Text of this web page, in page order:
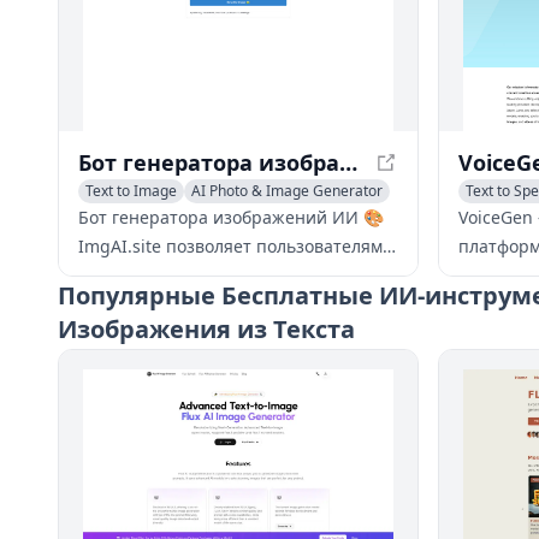
Бот генератора изображений ИИ 🎨 ImgAI.site - Создайте изображения из описаний ИИ
Text to Image AI Photo & Image Generator
Бот генератора изображений ИИ 🎨
ImgAI.site позволяет пользователям
генерировать новые изображения из
описаний ИИ и редактировать эти
описания перед созданием новых
Text to
VoiceGen
Azure,
Популярные Бесплатные ИИ-
Изображения из Текста